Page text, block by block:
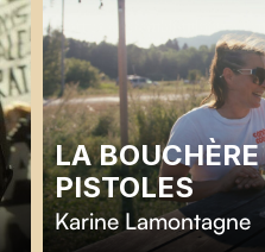
LA
PISTOLES
Karine Lamontagne